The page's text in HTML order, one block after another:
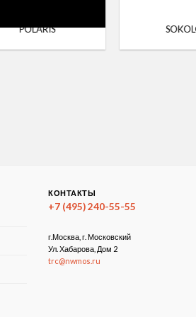
POLARIS
КОНТАКТЫ
+7 (495) 240-55-55
г.Москва, г. Московский
Ул. Хабарова, Дом 2
trc@nwmos.ru